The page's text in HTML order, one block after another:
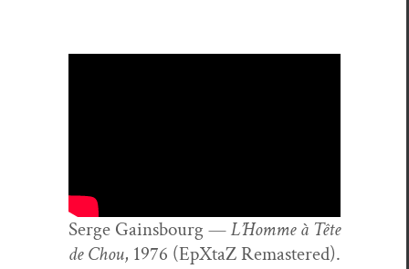
Serge Gains­bourg —L’Homme à Tête
de Chou, 1976 (EpX­taZ Remastered).